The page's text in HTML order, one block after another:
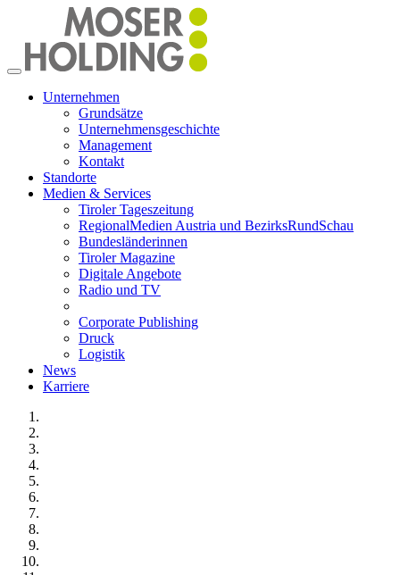
Toggle
navigationUnternehmen
Grundsätze
Unternehmensgeschichte
Management
Kontakt
Standorte
Medien & Services
Tiroler Tageszeitung
RegionalMedien Austria und BezirksRundSchau
Bundesländerinnen
Tiroler Magazine
Digitale Angebote
Radio und TV
Corporate Publishing
Druck
Logistik
News
Karriere